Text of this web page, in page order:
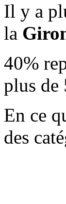
Il y a
la
40%
plus de
En ce
des